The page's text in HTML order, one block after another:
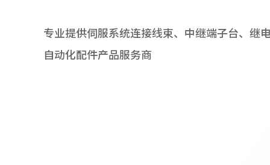
专业提供伺服系统连接线束、中继端子台、继
自动化配件产品服务商